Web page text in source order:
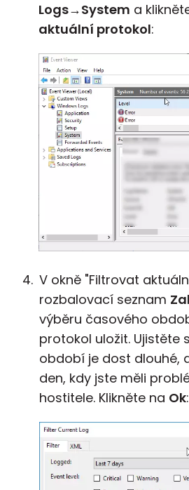
Logs→System a
aktuální protokol:
V okně "Filtrovat
rozbalovací seznam
výběru časového
protokol uložit. Ujistěte
období je dost dlouhé,
den, kdy jste měli
hostitele. Klikněte na Ok: